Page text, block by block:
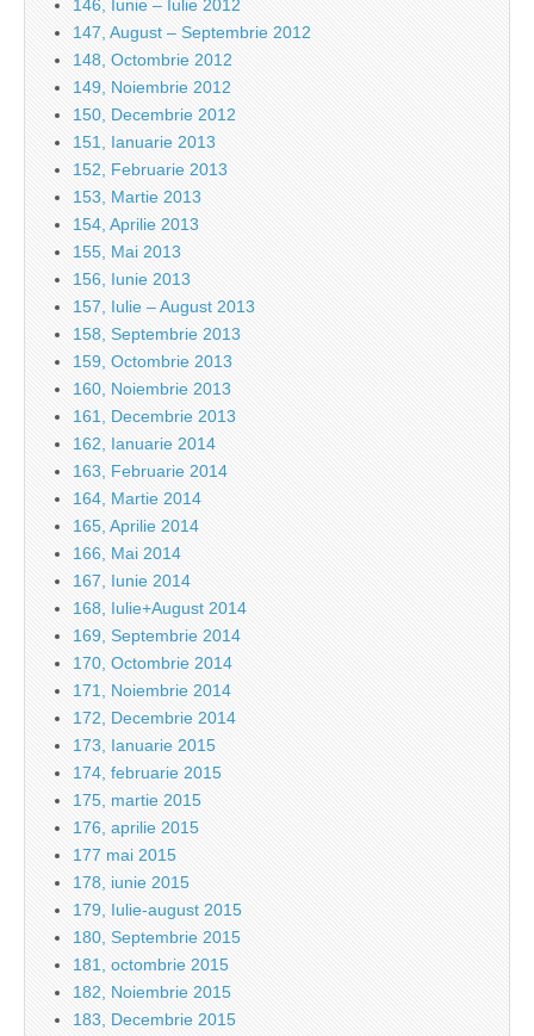
146, Iunie – Iulie 2012
147, August – Septembrie 2012
148, Octombrie 2012
149, Noiembrie 2012
150, Decembrie 2012
151, Ianuarie 2013
152, Februarie 2013
153, Martie 2013
154, Aprilie 2013
155, Mai 2013
156, Iunie 2013
157, Iulie – August 2013
158, Septembrie 2013
159, Octombrie 2013
160, Noiembrie 2013
161, Decembrie 2013
162, Ianuarie 2014
163, Februarie 2014
164, Martie 2014
165, Aprilie 2014
166, Mai 2014
167, Iunie 2014
168, Iulie+August 2014
169, Septembrie 2014
170, Octombrie 2014
171, Noiembrie 2014
172, Decembrie 2014
173, Ianuarie 2015
174, februarie 2015
175, martie 2015
176, aprilie 2015
177 mai 2015
178, iunie 2015
179, Iulie-august 2015
180, Septembrie 2015
181, octombrie 2015
182, Noiembrie 2015
183, Decembrie 2015